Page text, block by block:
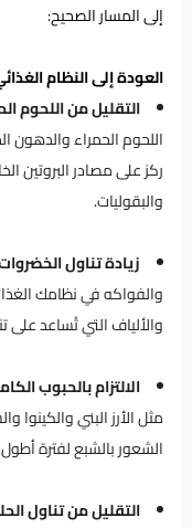
إلى المسار الصحيح:
العودة إلى النظام
التقليل من اللحوم
اللحوم الحمراء والدهون
ركز على مصادر البروتين
والبقوليات.
زيادة تناول
والفواكه في نظامك
والألياف التي تُساعد
الالتزام بالحبوب
مثل الأرز البني
الشعور بالشبع لفترة أطول.
التقليل من تناول